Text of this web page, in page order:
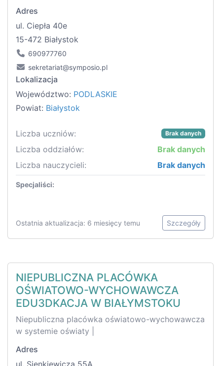
Adres
ul. Ciepła 40e
15-472 Białystok
690977760
sekretariat@symposio.pl
Lokalizacja
Województwo: PODLASKIE
Powiat: Białystok
Liczba uczniów: Brak danych
Liczba oddziałów:
Brak danych
Liczba nauczycieli:
Brak danych
Specjaliści:
Ostatnia aktualizacja: 6 miesięcy temu Szczegóły
NIEPUBLICZNA PLACÓWKA
OŚWIATOWO-WYCHOWAWCZA
EDU3DKACJA W BIAŁYMSTOKU
Niepubliczna placówka oświatowo-wychowawcza
w systemie oświaty |
Adres